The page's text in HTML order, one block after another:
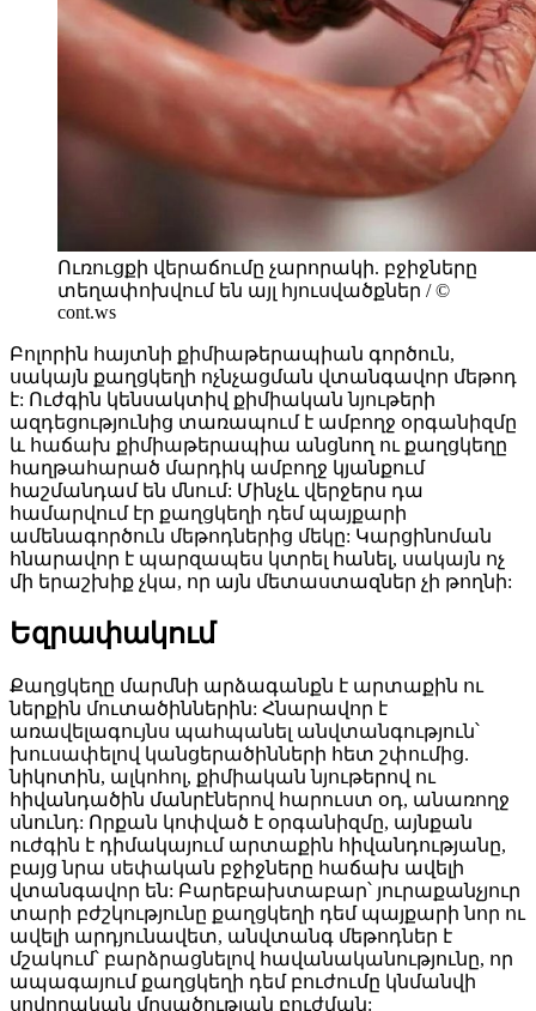
Ուռուցքի վերաճումը չարորակի. բջիջները
տեղափոխվում են այլ հյուսվածքներ / ©
cont.ws
Բոլորին հայտնի քիմիաթերապիան գործուն,
սակայն քաղցկեղի ոչնչացման վտանգավոր մեթոդ
է: Ուժգին կենսակտիվ քիմիական նյութերի
ազդեցությունից տառապում է ամբողջ օրգանիզմը
և հաճախ քիմիաթերապիա անցնող ու քաղցկեղը
հաղթահարած մարդիկ ամբողջ կյանքում
հաշմանդամ են մնում: Մինչև վերջերս դա
համարվում էր քաղցկեղի դեմ պայքարի
ամենագործուն մեթոդներից մեկը: Կարցինոման
հնարավոր է պարզապես կտրել հանել, սակայն ոչ
մի երաշխիք չկա, որ այն մետաստազներ չի թողնի:
Եզրափակում
Քաղցկեղը մարմնի արձագանքն է արտաքին ու
ներքին մուտածիններին: Հնարավոր է
առավելագույնս պահպանել անվտանգություն՝
խուսափելով կանցերածինների հետ շփումից.
նիկոտին, ալկոհոլ, քիմիական նյութերով ու
հիվանդածին մանրէներով հարուստ օդ, անառողջ
սնունդ: Որքան կոփված է օրգանիզմը, այնքան
ուժգին է դիմակայում արտաքին հիվանդությանը,
բայց նրա սեփական բջիջները հաճախ ավելի
վտանգավոր են: Բարեբախտաբար՝ յուրաքանչյուր
տարի բժշկությունը քաղցկեղի դեմ պայքարի նոր ու
ավելի արդյունավետ, անվտանգ մեթոդներ է
մշակում՝ բարձրացնելով հավանականությունը, որ
ապագայում քաղցկեղի դեմ բուժումը կնմանվի
սովորական մրսածության բուժման: